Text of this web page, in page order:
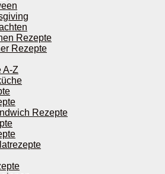
Rezepte
Rezepte
A-Z
Rezepte